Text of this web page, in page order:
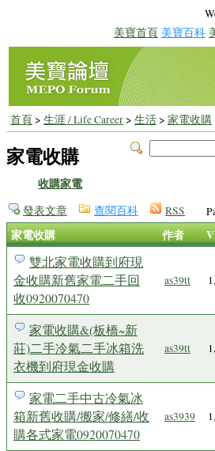
美寶首頁 美寶百科
首頁> 生涯 / Life Career> 生活> 家電收購
家電收購
收購家電
發表文章 查閱百科 RSS
家電收購 作者
雙北家電收購到府現
金收購新舊家電二手回
收0920070470
as39tt
家電收購&(板橋~新
莊)二手冷氣二手冰箱洗
衣機到府現金收購
as39tt
家電二手中古冷氣冰
箱新舊收購/搬家/修繕/收
購各式家電0920070470
as3939